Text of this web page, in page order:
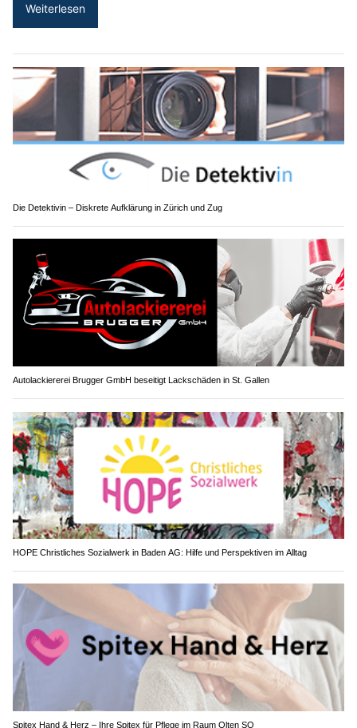
Weiterlesen
Die Detektivin – Diskrete Aufklärung in Zürich und Zug
Autolackiererei Brugger GmbH beseitigt Lackschäden in St. Gallen
HOPE Christliches Sozialwerk in Baden AG: Hilfe und Perspektiven im Alltag
Spitex Hand & Herz – Ihre Spitex für Pflege im Raum Olten SO